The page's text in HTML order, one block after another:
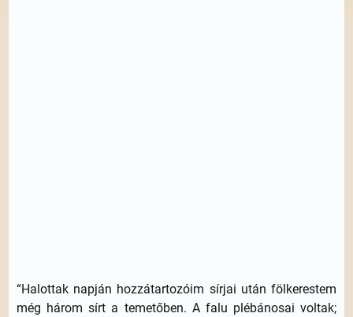
“Halottak napján hozzátartozóim sírjai után fölkerestem
még három sírt a temetőben. A falu plébánosai voltak;